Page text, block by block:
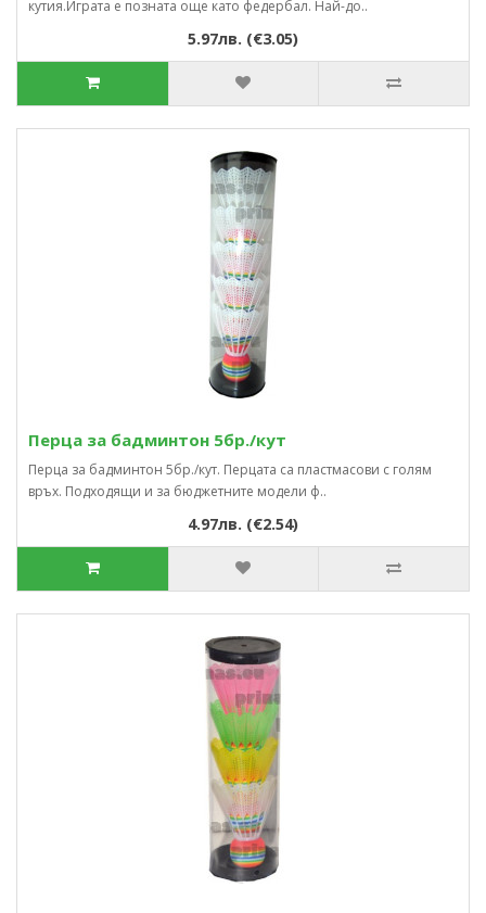
кутия.Играта е позната още като федербал. Най-до..
5.97лв. (€3.05)
Перца за бадминтон 5бр./кут
Перца за бадминтон 5бр./кут. Перцата са пластмасови с голям
връх. Подходящи и за бюджетните модели ф..
4.97лв. (€2.54)